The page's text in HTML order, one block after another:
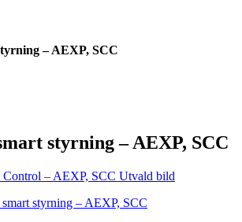
– AEXP, SCC
styrning – AEXP, SCC